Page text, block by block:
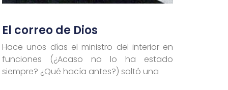
El correo de Dios
Hace unos días el ministro del interior en
funciones (¿Acaso no lo ha estado
siempre? ¿Qué hacía antes?) soltó una